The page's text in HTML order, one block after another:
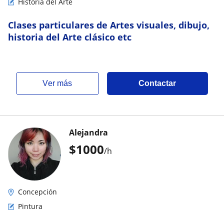
Clases particulares de Artes visuales, dibujo,
historia del Arte clásico etc
ver más Contactar
$1000/h
Alejandra
Concepción
Pintura